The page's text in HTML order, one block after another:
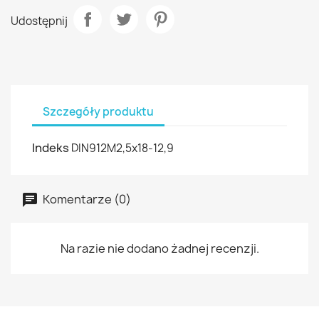
Udostępnij
Szczegóły produktu
Indeks DIN912M2,5x18-12,9
Komentarze (0)
Na razie nie dodano żadnej recenzji.